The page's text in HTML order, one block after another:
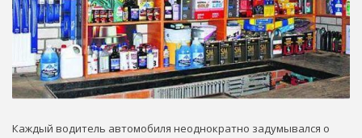
Каждый водитель автомобиля неоднократно задумывался о